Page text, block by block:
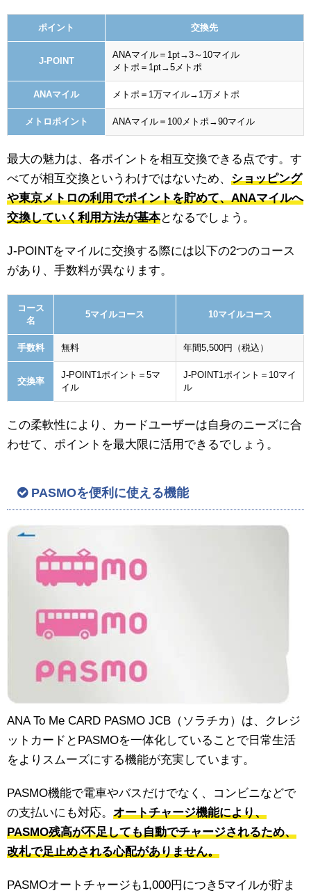
ポイント 交換先
J-POINT
ANAマイル＝1pt→3～10マイル
メトポ＝1pt→5メトポ
ANAマイル メトポ＝1万マイル→1万メトポ
メトロポイント ANAマイル＝100メトポ→90マイル
最大の魅力は、各ポイントを相互交換できる点です。す
べてが相互交換というわけではないため、 ショッピング
や東京メトロの利用でポイントを貯めて、ANAマイルへ
交換していく利用方法が基本となるでしょう。
J-POINTをマイルに交換する際には以下の2つのコース
があり、手数料が異なります。
コース
名
5マイルコース 10マイルコース
手数料 無料 年間5,500円（税込）
交換率
J-POINT1ポイント＝5マ
イル
J-POINT1ポイント＝10マイ
ル
この柔軟性により、カードユーザーは自身のニーズに合
わせて、ポイントを最大限に活用できるでしょう。
PASMOを便利に使える機能
ANA To Me CARD PASMO JCB（ソラチカ）は、クレジ
ットカードとPASMOを一体化していることで日常生活
をよりスムーズにする機能が充実しています。
PASMO機能で電車やバスだけでなく、コンビニなどで
の支払いにも対応。 オートチャージ機能により、
PASMO残高が不足しても自動でチャージされるため、
改札で足止めされる心配がありません。
PASMOオートチャージも1,000円につき5マイルが貯ま